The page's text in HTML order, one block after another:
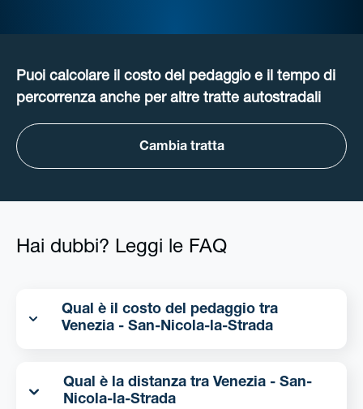
Puoi calcolare il costo del pedaggio e il tempo di
percorrenza anche per altre tratte autostradali
Cambia tratta
Hai dubbi? Leggi le FAQ
Qual è il costo del pedaggio tra
Venezia - San-Nicola-la-Strada
Qual è la distanza tra Venezia - San-
Nicola-la-Strada